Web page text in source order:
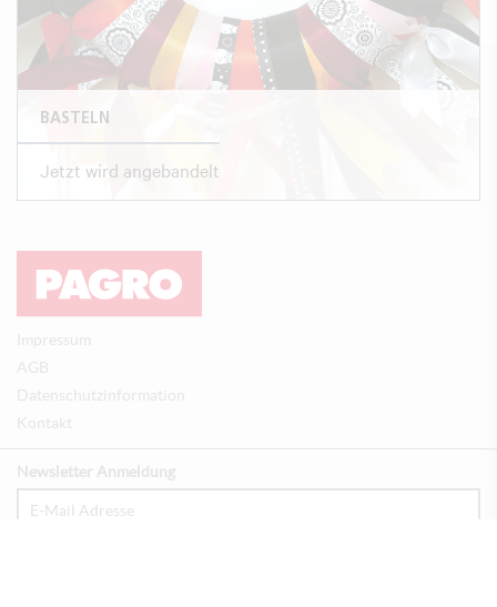
BASTELN
Jetzt wird angebandelt
Impressum
AGB
Datenschutzinformation
Kontakt
Newsletter Anmeldung